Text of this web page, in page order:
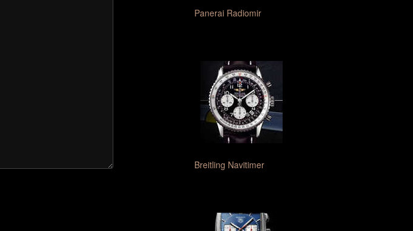
Panerai Radiomir
Breitling Navitimer